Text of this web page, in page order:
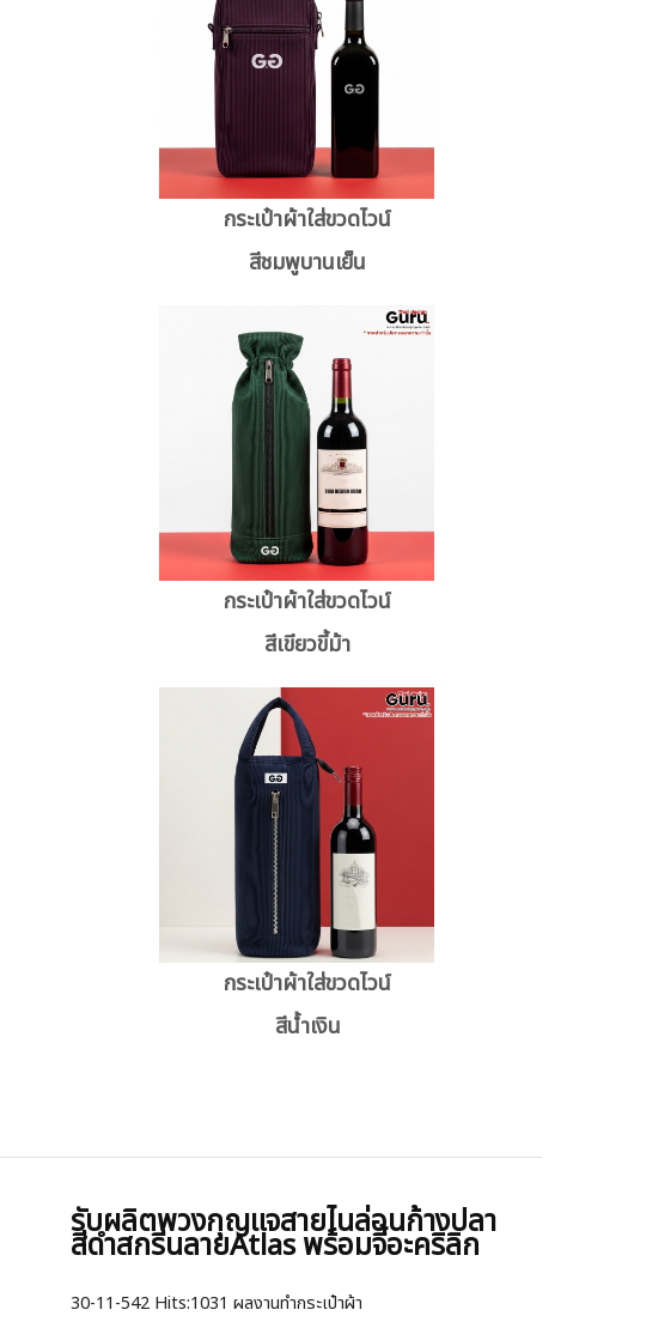
กระเป๋าผ้าใส่ขวดไวน์
สีชมพูบานเย็น
กระเป๋าผ้าใส่ขวดไวน์
สีเขียวขี้ม้า
กระเป๋าผ้าใส่ขวดไวน์
สีน้ำเงิน
รับผลิตพวงกุญแจสายไนล่อนก้างปลา
สีดำสกรีนลายAtlas พร้อมจี้อะคริลิก
30-11-542 Hits:1031 ผลงานทำกระเป๋าผ้า